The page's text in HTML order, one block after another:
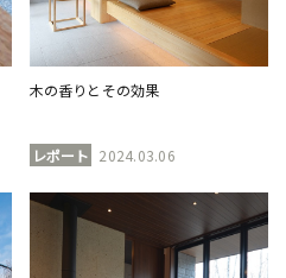
木の香りとその効果
レポート 2024.03.06